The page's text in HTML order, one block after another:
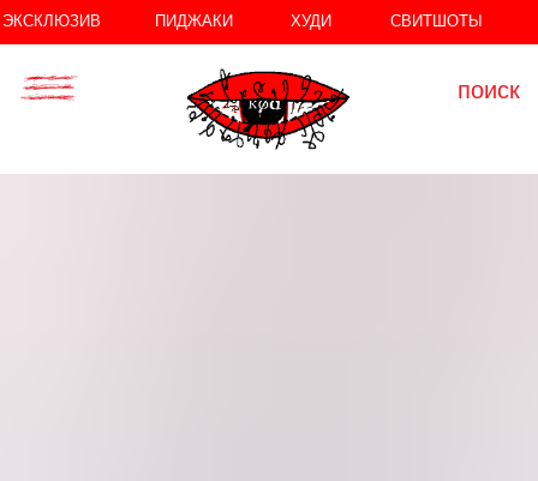
////
ЭКСКЛЮЗИВ ПИДЖАКИ ХУДИ СВИТШОТЫ